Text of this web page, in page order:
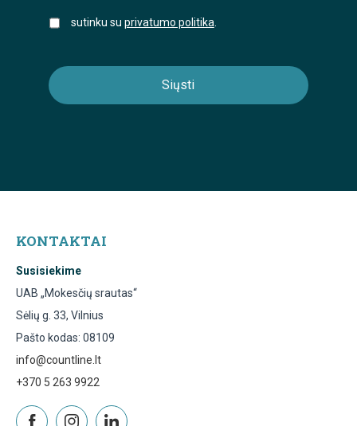
sutinku su privatumo politika
KONTAKTAI
Susisiekime
UAB „Mokesčių srautas“
Sėlių g. 33, Vilnius
Pašto kodas: 08109
info@countline.lt
+370 5 263 9922